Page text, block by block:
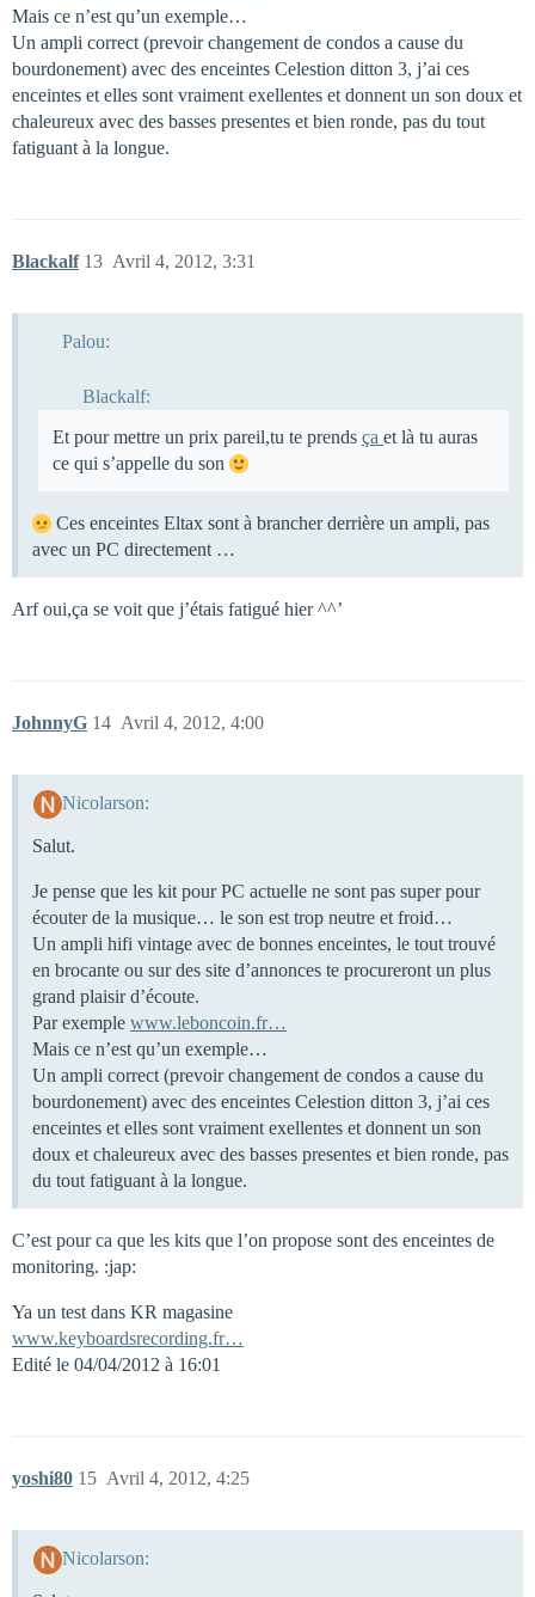
Mais ce n’est qu’un exemple…
Un ampli correct (prevoir changement de condos a cause du
bourdonement) avec des enceintes Celestion ditton 3, j’ai ces
enceintes et elles sont vraiment exellentes et donnent un son doux et
chaleureux avec des basses presentes et bien ronde, pas du tout
fatiguant à la longue.
Blackalf Avril 4, 2012, 3:31
13
Palou:
Blackalf:
Et pour mettre un prix pareil,tu te prends ça et là tu auras
ce qui s’appelle du son
Ces enceintes Eltax sont à brancher derrière un ampli, pas
avec un PC directement …
Arf oui,ça se voit que j’étais fatigué hier ^^’
JohnnyG Avril 4, 2012, 4:00
14
Nicolarson:
Salut.
Je pense que les kit pour PC actuelle ne sont pas super pour
écouter de la musique… le son est trop neutre et froid…
Un ampli hifi vintage avec de bonnes enceintes, le tout trouvé
en brocante ou sur des site d’annonces te procureront un plus
grand plaisir d’écoute.
Par exemple www.leboncoin.fr…
Mais ce n’est qu’un exemple…
Un ampli correct (prevoir changement de condos a cause du
bourdonement) avec des enceintes Celestion ditton 3, j’ai ces
enceintes et elles sont vraiment exellentes et donnent un son
doux et chaleureux avec des basses presentes et bien ronde, pas
du tout fatiguant à la longue.
C’est pour ca que les kits que l’on propose sont des enceintes de
monitoring. :jap:
Ya un test dans KR magasine
www.keyboardsrecording.fr…
Edité le 04/04/2012 à 16:01
yoshi80 Avril 4, 2012, 4:25
15
Nicolarson: